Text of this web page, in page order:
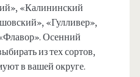
«Калининский
«Гулливер»,
Осенний
из тех сортов,
в вашей округе.